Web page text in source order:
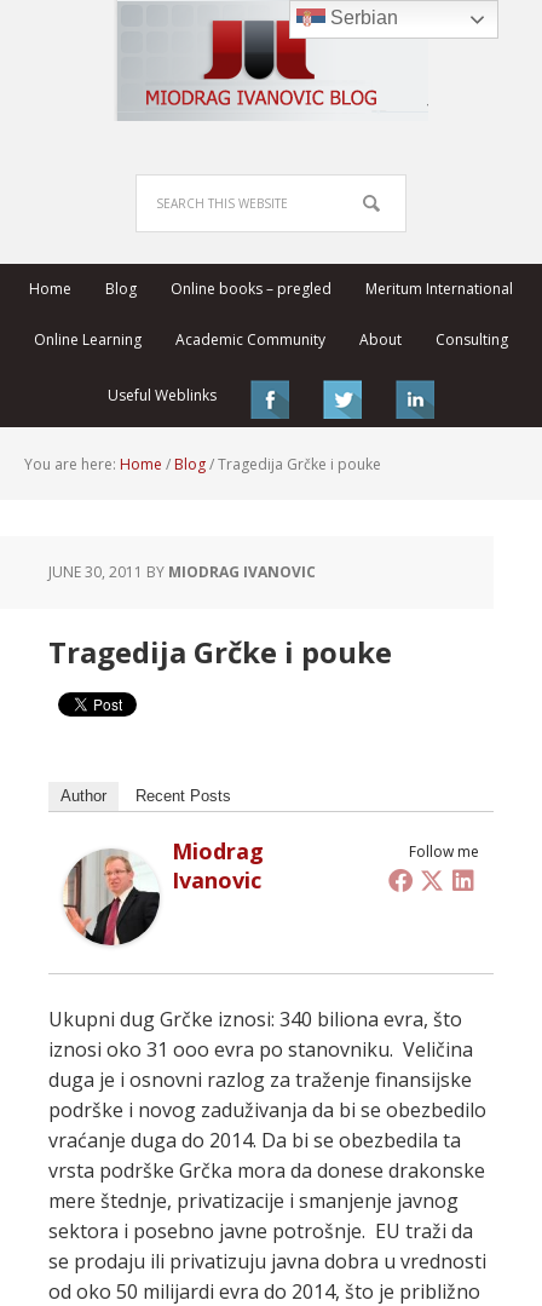
Home Blog Online books – pregled Meritum International
Online Learning Academic Community About Consulting
Useful Weblinks
You are here: Home / Blog/Tragedija Grčke i pouke
JUNE 30, 2011 BY MIODRAG IVANOVIC
Tragedija Grčke i pouke
Author Recent Posts
Follow me
Miodrag
Ivanovic
Ukupni dug Grčke iznosi: 340 biliona evra, što
iznosi oko 31 ooo evra po stanovniku. Veličina
duga je i osnovni razlog za traženje finansijske
podrške i novog zaduživanja da bi se obezbedilo
vraćanje duga do 2014. Da bi se obezbedila ta
vrsta podrške Grčka mora da donese drakonske
mere štednje, privatizacije i smanjenje javnog
sektora i posebno javne potrošnje. EU traži da
se prodaju ili privatizuju javna dobra u vrednosti
od oko 50 milijardi evra do 2014, što je približno
Serbian